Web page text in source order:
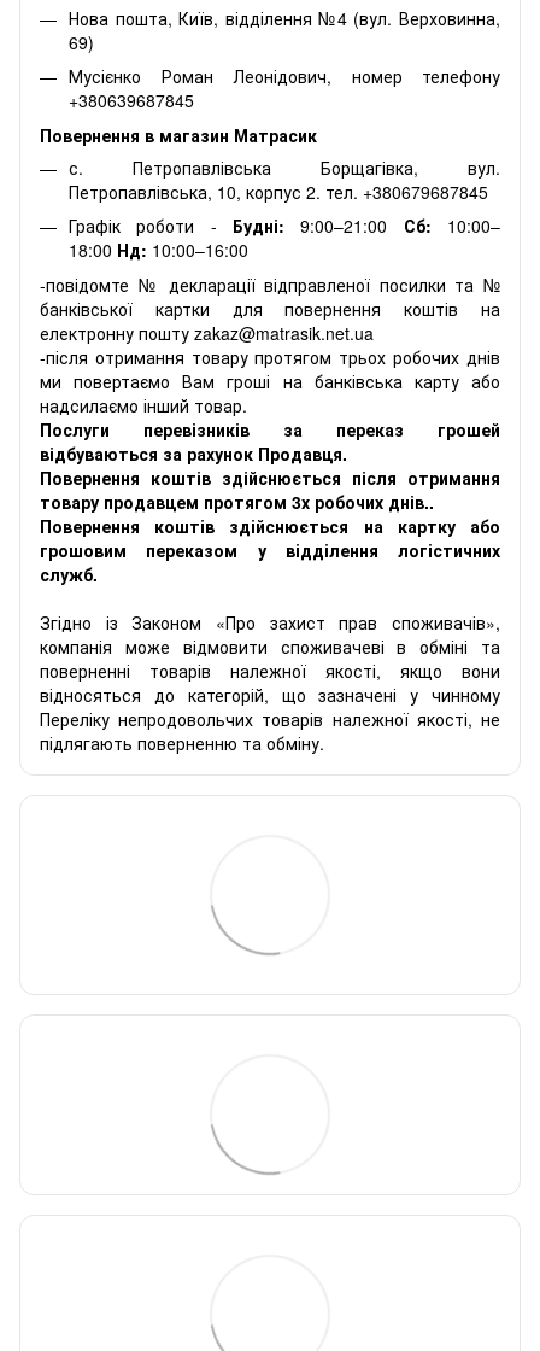
Нова пошта, Київ, відділення №4 (вул. Верховинна,
69)
Мусієнко Роман Леонідович, номер телефону
+380639687845
Повернення в магазин Матрасик
с. Петропавлівська Борщагівка, вул.
Петропавлівська, 10, корпус 2. тел. +380679687845
Графік роботи - Будні: 9:00–21:00 Сб: 10:00–
18:00 Нд: 10:00–16:00
-повідомте № декларації відправленої посилки та №
банківської картки для повернення коштів на
електронну пошту zakaz@matrasik.net.ua
-після отримання товару протягом трьох робочих днів
ми повертаємо Вам гроші на банківська карту або
надсилаємо інший товар.
Послуги перевізників за переказ грошей
відбуваються за рахунок Продавця.
Повернення коштів здійснюється після отримання
товару продавцем протягом 3х робочих днів..
Повернення коштів здійснюється на картку або
грошовим переказом у відділення логістичних
служб.
Згідно із Законом «Про захист прав споживачів»,
компанія може відмовити споживачеві в обміні та
поверненні товарів належної якості, якщо вони
відносяться до категорій, що зазначені у чинному
Переліку непродовольчих товарів належної якості, не
підлягають поверненню та обміну.